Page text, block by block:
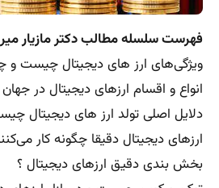
فهرست سلسله مطالب دکتر مازیار میر
ویژگی‌های ارز های دیجیتال چیست و
انواع و اقسام ارزهای دیجیتال در
دلایل اصلی تولد ارز های دیجیتال
ارزهای دیجیتال دقیقا چگونه کار
بخش بندی دقیق ارزهای دیجیتال ؟